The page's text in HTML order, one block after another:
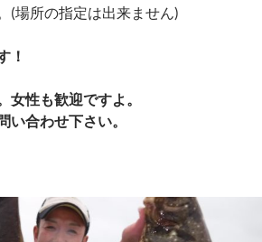
(場所の指定は出来ません)
！
女性も歓迎ですよ。
い合わせ下さい。